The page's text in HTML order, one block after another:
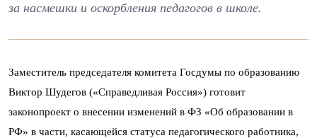
за насмешки и оскорбления педагогов в школе.
Заместитель председателя комитета Госдумы по образованию
Виктор Шудегов («Справедливая Россия») готовит
законопроект о внесении изменений в ФЗ «Об образовании в
РФ» в части, касающейся статуса педагогического работника,